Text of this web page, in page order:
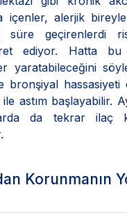
içenler, alerjik
süre geçirenlerdi
ediyor. Hatta bu
yaratabileceğini
bronşiyal
astım başlayabilir.
da tekrar ilaç
Korunmanın